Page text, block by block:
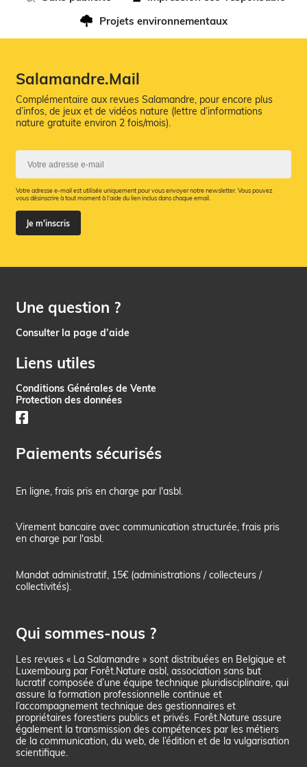
Projets environnementaux
Salamandre.Mail
Complémentaire aux revues Salamandre, pour encore plus
d’infos, de jeux et de vidéos nature (lettre d’informations
nature gratuite environ 2 fois/mois).
Votre adresse e-mail est utilisée uniquement pour vous envoyer notre newsletter. Vous pouvez
vous désinscrire à tout moment à l’aide du lien inclus dans chaque email.
Je m'inscris
Une question ?
Consulter la page d’aide
Liens utiles
Conditions Générales de Vente
Protection des données
Paiements sécurisés
En ligne, frais pris en charge par l'asbl.
Virement bancaire avec communication structurée, frais pris
en charge par l'asbl.
Mandat administratif, 15€ (administrations / collecteurs /
collectivités).
Qui sommes-nous ?
Les revues « La Salamandre » sont distribuées en Belgique et
Luxembourg par Forêt.Nature asbl, association sans but
lucratif composée d’une équipe technique pluridisciplinaire, qui
assure la formation professionnelle continue et
l’accompagnement technique des gestionnaires et
propriétaires forestiers publics et privés. Forêt.Nature assure
également la transmission des compétences par les métiers
de la communication, du web, de l’édition et de la vulgarisation
scientifique.